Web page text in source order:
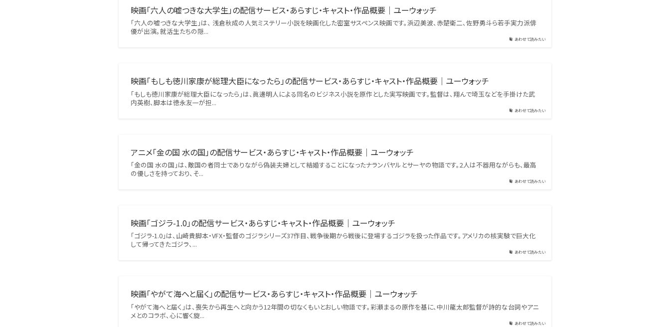
あわせて読みたい
映画「六人の嘘つきな大学生」の配信サービス・あらすじ・キャスト・作品概要｜ユーウォッチ
「六人の嘘つきな大学生」は、 浅倉秋成の人気ミステリー小説を映画化した密室サスペンス映画です。浜辺美波、赤楚衛二、佐野勇斗ら若手実力派俳
優が出演。就活生たちの隠...
あわせて読みたい
映画「もしも徳川家康が総理大臣になったら」の配信サービス・あらすじ・キャスト・作品概要｜ユーウォッチ
「もしも徳川家康が総理大臣になったら」は、眞邊明人による同名のビジネス小説を原作とした実写映画です。監督は、翔んで埼玉などを手掛けた武
内英樹、脚本は徳永友一が担...
あわせて読みたい
アニメ「金の国 水の国」の配信サービス・あらすじ・キャスト・作品概要｜ユーウォッチ
「金の国 水の国」は、敵国の者同士でありながら偽装夫婦として結婚することになったナランバヤルとサーヤの物語です。2人は不器用ながらも、最高
の優しさを持っており、そ...
あわせて読みたい
映画「ゴジラ-1.0」の配信サービス・あらすじ・キャスト・作品概要｜ユーウォッチ
「ゴジラ-1.0」は、山崎貴脚本・VFX・監督のゴジラシリーズ37作目、戦争後期から戦後に登場するゴジラを扱った作品です。アメリカの核実験で巨大化
して帰ってきたゴジラ、...
あわせて読みたい
映画「やがて海へと届く」の配信サービス・あらすじ・キャスト・作品概要｜ユーウォッチ
「やがて海へと届く」は、喪失から再生へと向かう12年間の切なくもいとおしい物語です。彩瀬まるの原作を基に、中川龍太郎監督が詩的な台詞やアニ
メとのコラボ、心に響く旋...